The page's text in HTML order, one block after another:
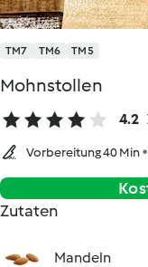
TM7 TM6 TM5
Mohnstollen
4.2
Vorbereitung 40 Min
Zutaten
Mandeln